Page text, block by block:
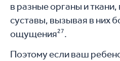
в разные органы и
суставы, вызывая в них
ощущения27.
Поэтому если ваш